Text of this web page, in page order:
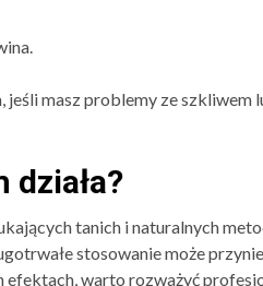
masz problemy ze szkliwem
działa?
tanich i naturalnych
stosowanie może
efektach, warto rozważyć